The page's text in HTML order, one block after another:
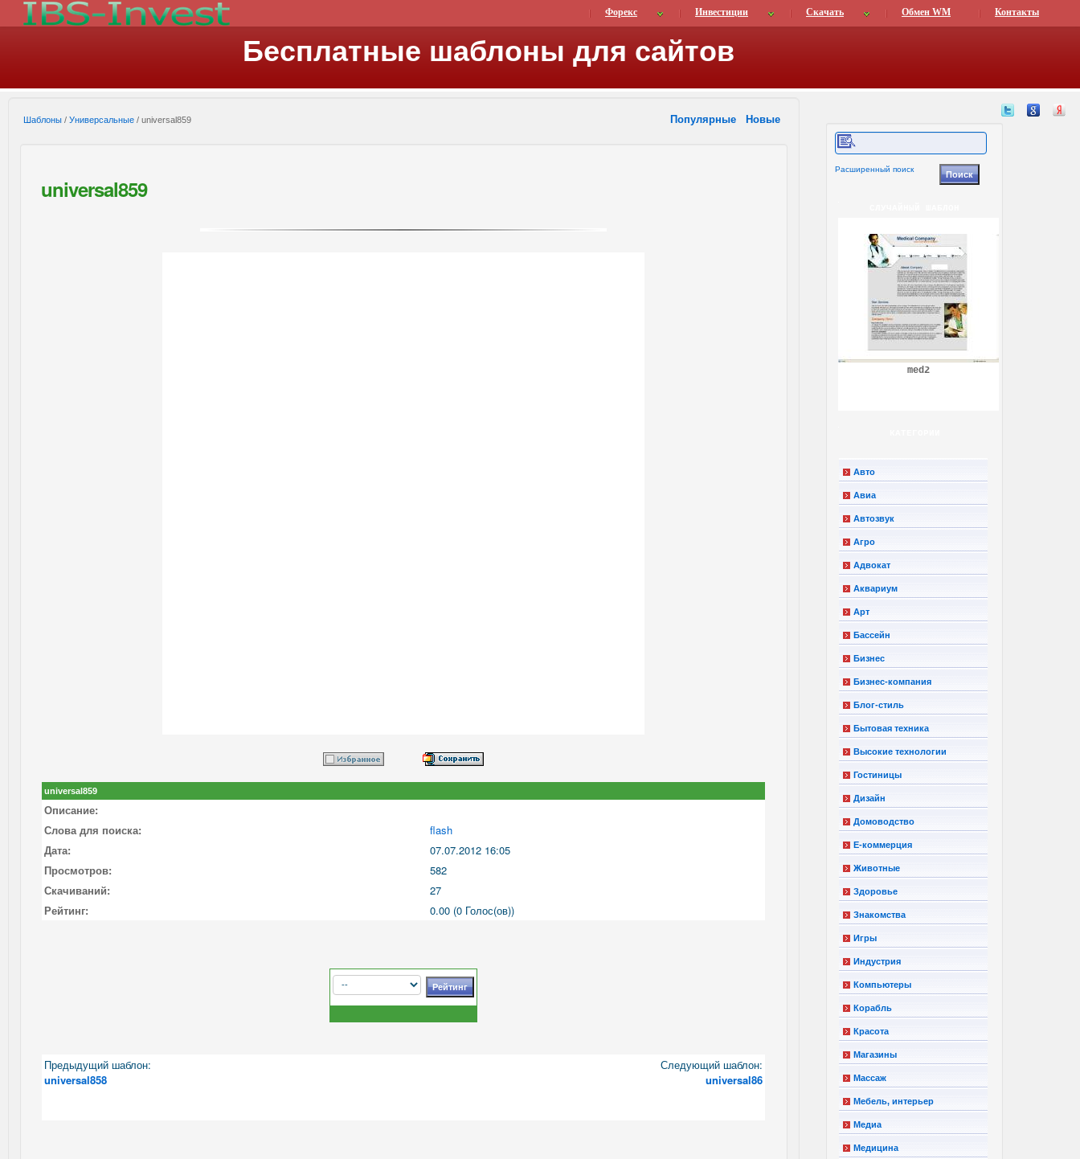
Форекс Инвестиции Скачать Обмен WM Контакты
Бесплатные шаблоны для сайтов
Шаблоны / Универсальные / universal859 Популярные Новые
universal859
universal859
Описание:
Слова для поиска:
flash
Дата:
07.07.2012 16:05
Просмотров:
582
Скачиваний:
27
Рейтинг:
0.00 (0 Голос(ов))
Предыдущий шаблон:
universal858
Следующий шаблон:
universal86
Расширенный поиск
med2
Авто
Авиа
Автозвук
Агро
Адвокат
Аквариум
Арт
Бассейн
Бизнес
Бизнес-компания
Блог-стиль
Бытовая техника
Высокие технологии
Гостиницы
Дизайн
Домоводство
Е-коммерция
Животные
Здоровье
Знакомства
Игры
Индустрия
Компьютеры
Корабль
Красота
Магазины
Массаж
Мебель, интерьер
Медиа
Медицина